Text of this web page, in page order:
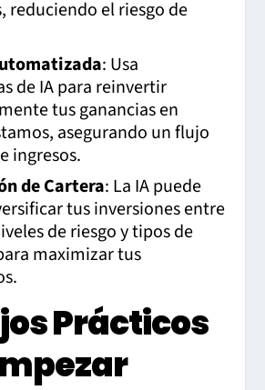
reduciendo el riesgo de
: Usa
de IA para reinvertir
tus ganancias en
asegurando un flujo
ingresos.
de Cartera: La IA puede
tus inversiones entre
de riesgo y tipos de
maximizar tus
Prácticos